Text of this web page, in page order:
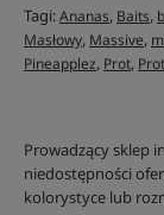
Tagi:Ananas, Baits,
Masłowy, Massive,
Pineapplez, Prot,
Prowadzący sklep
niedostępności
kolorystyce lub